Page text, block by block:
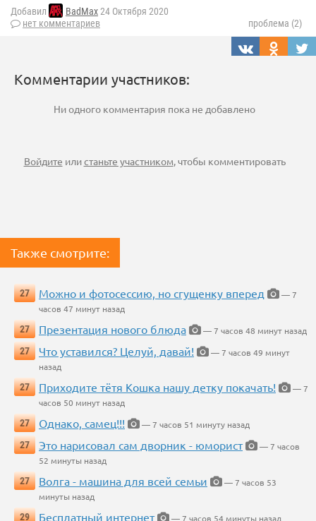
Добавил BadMax24 Октября 2020
нет комментариев
проблема (2)
Комментарии участников:
Ни одного комментария пока не добавлено
Войдите илистаньте участником, чтобы комментировать
Также смотрите:
27 Можно и фотосессию, но сгущенку вперед
— 7
часов 47 минут назад
27
Презентация нового блюда
— 7 часов 48 минут назад
27
Что уставился? Целуй, давай!
— 7 часов 49 минут
назад
27
Приходите тётя Кошка нашу детку покачать!
— 7
часов 50 минут назад
27
Однако, самец!!!
— 7 часов 51 минуту назад
27
Это нарисовал сам дворник - юморист
— 7 часов
52 минуты назад
27
Волга - машина для всей семьи
— 7 часов 53
минуты назад
29
Бесплатный интернет
— 7 часов 54 минуты назад